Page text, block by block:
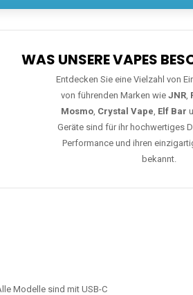
WAS UNSERE VAPES
Entdecken Sie eine Vielzahl von
von führenden Marken wie JNR,
Mosmo, Crystal Vape, Elf Bar
Geräte sind für ihr hochwertiges
Performance und ihren
bekannt.
Modelle sind mit USB-C